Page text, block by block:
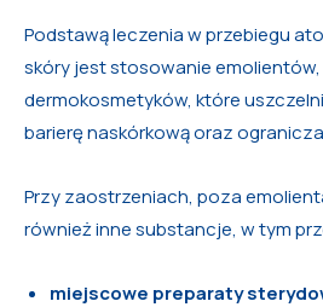
Podstawą leczenia w przebiegu
skóry jest stosowanie emolientów,
dermokosmetyków, które
barierę naskórkową oraz
Przy zaostrzeniach, poza
również inne substancje, w tym
miejscowe preparaty